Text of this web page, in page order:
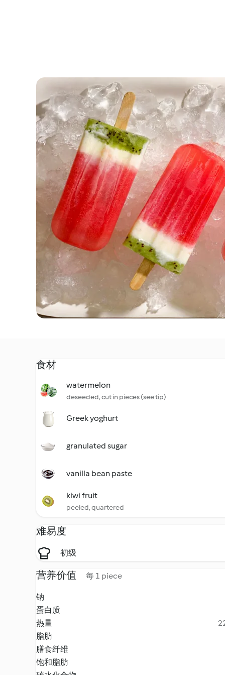
食材
watermelon
deseeded, cut in pieces (see tip)
Greek yoghurt
granulated sugar
vanilla bean paste
kiwi fruit
peeled, quartered
难易度
初级
营养价值 每 1 piece
钠
蛋白质
热量
脂肪
膳食纤维
饱和脂肪